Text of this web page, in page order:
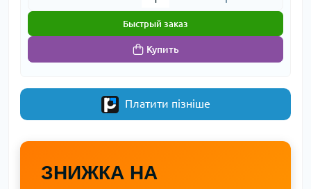
Купить
Быстрый заказ
Платити пізніше
ЗНИЖКА НА